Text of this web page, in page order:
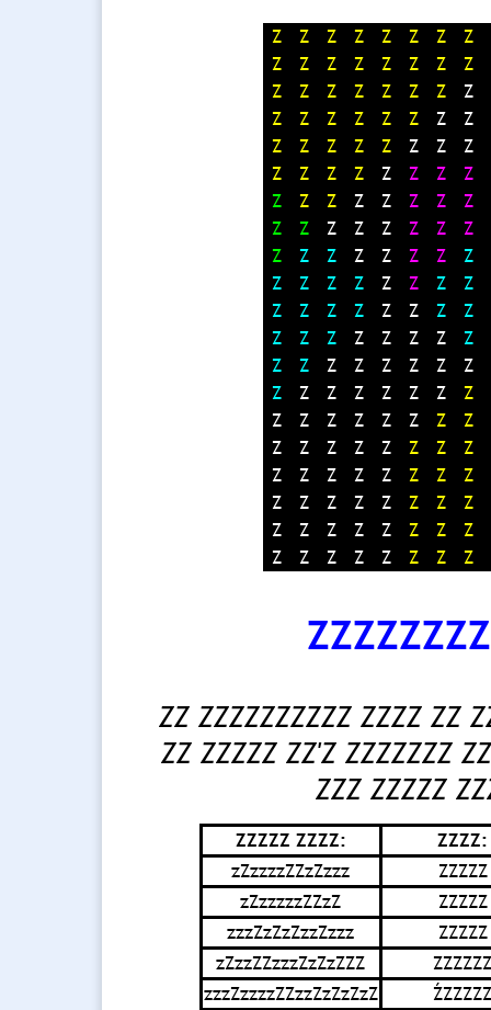
Z Z Z Z Z Z Z
Z
Z
Z Z Z Z Z Z
Z
Z
Z Z Z Z Z Z
Z
Z
Z Z Z Z Z Z
Z
Z
Z Z Z Z Z Z
Z
Z
Z Z Z Z Z Z
Z
Z
Z Z Z Z Z Z
Z
Z
Z Z Z Z Z Z
Z
Z
Z Z Z Z Z Z
Z
Z
Z Z Z Z Z Z
Z
Z
Z Z Z Z Z Z
Z
Z
Z Z Z Z Z Z
Z
Z
Z Z Z Z Z Z
Z
Z
Z Z Z Z Z Z
Z
Z
Z Z Z Z Z Z
Z
Z
Z Z Z Z Z Z
Z
Z
Z Z Z Z Z Z
Z
Z
Z Z Z Z Z Z
Z
Z
Z Z Z Z Z Z
Z
Z
Z Z Z Z Z Z Z
ZZ ZZZZZZZZZZ ZZZZ ZZ
ZZ ZZZZZ ZZ'Z ZZZZZZZ
ZZZ ZZZZZ
ZZZZZ ZZZZ:
ZZZZ:
zZzzzzZZzZzzz
ZZZZZ
zZzzzzzZZzZ
ZZZZZ
zzzZzZzZzzZzzz
ZZZZZ
zZzzZZzzzZzZzZZZ
ZZZZZZ
zzzZzzzzZZzzZzZzZzZ
ŹZZZZZ